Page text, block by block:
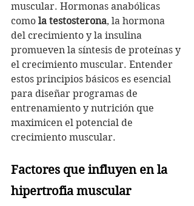
muscular. Hormonas anabólicas
como la testosterona, la hormona
del crecimiento y la insulina
promueven la síntesis de proteínas y
el crecimiento muscular. Entender
estos principios básicos es esencial
para diseñar programas de
entrenamiento y nutrición que
maximicen el potencial de
crecimiento muscular.
Factores que influyen en la
hipertrofia muscular